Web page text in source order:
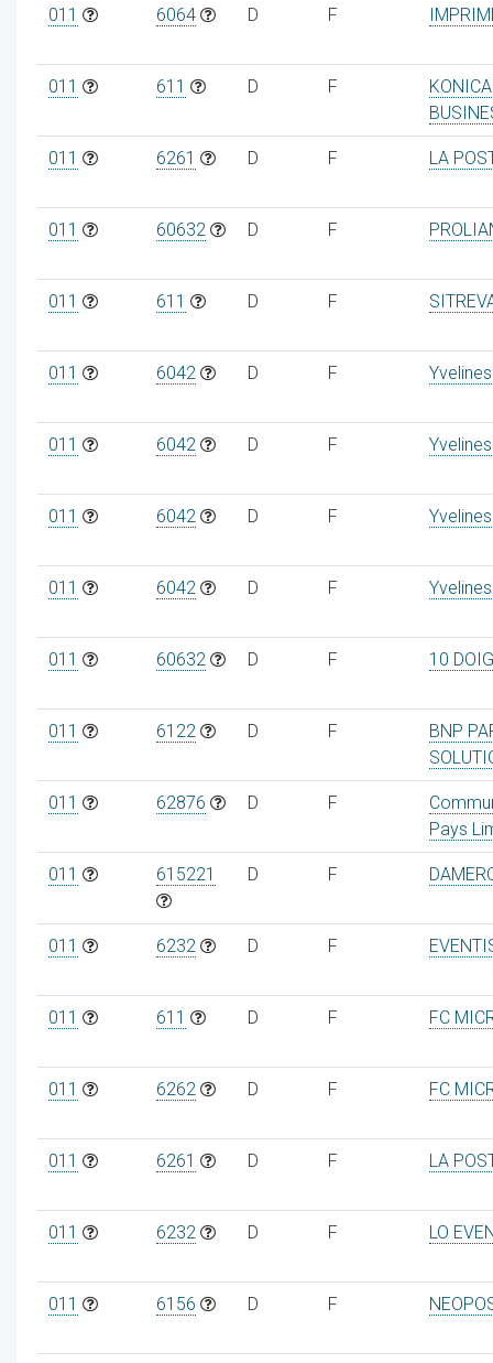
011 6064 D F
011 611 D F
011 6261 D F LA
011 60632 D F
011 611 D F
011 6042 D F
011 6042 D F
011 6042 D F
011 6042 D F
011 60632 D F 10
011 6122 D F
BNP
011 62876 D F
Pays
011 615221 D F
011 6232 D F
011 611 D F FC
011 6262 D F FC
011 6261 D F LA
011 6232 D F LO
011 6156 D F